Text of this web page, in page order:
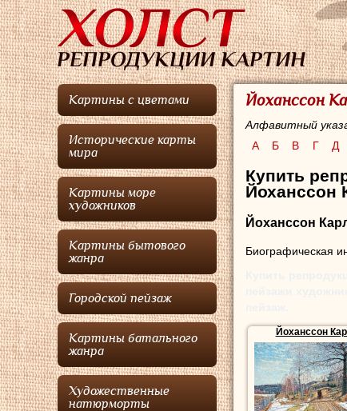
Картины с цветами
Исторические карты
мира
Картины море
художников
Картины бытового
жанра
Городской пейзаж
Картины батального
жанра
Художественные
натюрморты
Йоханссон
Алфавитный
А
Б В Г Д
Купить
Йоханссон
Йоханссон
Биографическая
Йоханссон